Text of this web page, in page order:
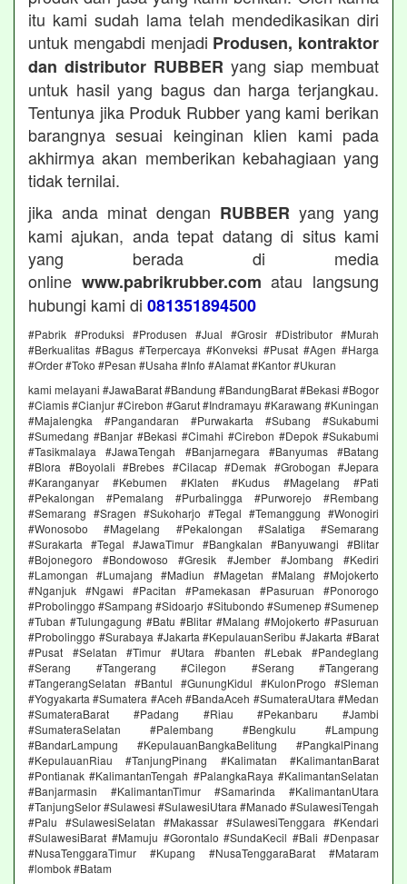
itu kami sudah lama telah mendedikasikan diri
untuk mengabdi menjadi Produsen, kontraktor
dan distributor RUBBER yang siap membuat
untuk hasil yang bagus dan harga terjangkau.
Tentunya jika Produk Rubber yang kami berikan
barangnya sesuai keinginan klien kami pada
akhirmya akan memberikan kebahagiaan yang
tidak ternilai.
jika anda minat dengan RUBBER yang yang
kami ajukan, anda tepat datang di situs kami
yang berada di media
online www.pabrikrubber.com atau langsung
hubungi kami di 081351894500
#Pabrik #Produksi #Produsen #Jual #Grosir #Distributor #Murah
#Berkualitas #Bagus #Terpercaya #Konveksi #Pusat #Agen #Harga
#Order #Toko #Pesan #Usaha #Info #Alamat #Kantor #Ukuran
kami melayani #JawaBarat #Bandung #BandungBarat #Bekasi #Bogor
#Ciamis #Cianjur #Cirebon #Garut #Indramayu #Karawang #Kuningan
#Majalengka #Pangandaran #Purwakarta #Subang #Sukabumi
#Sumedang #Banjar #Bekasi #Cimahi #Cirebon #Depok #Sukabumi
#Tasikmalaya #JawaTengah #Banjarnegara #Banyumas #Batang
#Blora #Boyolali #Brebes #Cilacap #Demak #Grobogan #Jepara
#Karanganyar #Kebumen #Klaten #Kudus #Magelang #Pati
#Pekalongan #Pemalang #Purbalingga #Purworejo #Rembang
#Semarang #Sragen #Sukoharjo #Tegal #Temanggung #Wonogiri
#Wonosobo #Magelang #Pekalongan #Salatiga #Semarang
#Surakarta #Tegal #JawaTimur #Bangkalan #Banyuwangi #Blitar
#Bojonegoro #Bondowoso #Gresik #Jember #Jombang #Kediri
#Lamongan #Lumajang #Madiun #Magetan #Malang #Mojokerto
#Nganjuk #Ngawi #Pacitan #Pamekasan #Pasuruan #Ponorogo
#Probolinggo #Sampang #Sidoarjo #Situbondo #Sumenep #Sumenep
#Tuban #Tulungagung #Batu #Blitar #Malang #Mojokerto #Pasuruan
#Probolinggo #Surabaya #Jakarta #KepulauanSeribu #Jakarta #Barat
#Pusat #Selatan #Timur #Utara #banten #Lebak #Pandeglang
#Serang #Tangerang #Cilegon #Serang #Tangerang
#TangerangSelatan #Bantul #GunungKidul #KulonProgo #Sleman
#Yogyakarta #Sumatera #Aceh #BandaAceh #SumateraUtara #Medan
#SumateraBarat #Padang #Riau #Pekanbaru #Jambi
#SumateraSelatan #Palembang #Bengkulu #Lampung
#BandarLampung #KepulauanBangkaBelitung #PangkalPinang
#KepulauanRiau #TanjungPinang #Kalimatan #KalimantanBarat
#Pontianak #KalimantanTengah #PalangkaRaya #KalimantanSelatan
#Banjarmasin #KalimantanTimur #Samarinda #KalimantanUtara
#TanjungSelor #Sulawesi #SulawesiUtara #Manado #SulawesiTengah
#Palu #SulawesiSelatan #Makassar #SulawesiTenggara #Kendari
#SulawesiBarat #Mamuju #Gorontalo #SundaKecil #Bali #Denpasar
#NusaTenggaraTimur #Kupang #NusaTenggaraBarat #Mataram
#lombok #Batam